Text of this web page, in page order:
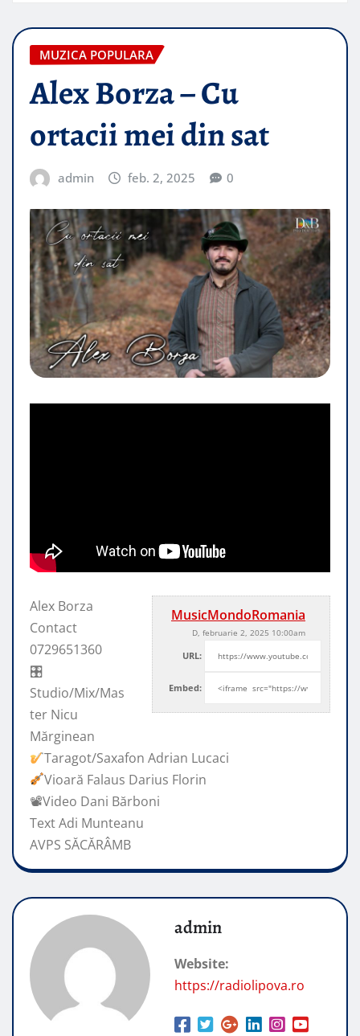
MUZICA POPULARA
Alex Borza – Cu
ortacii mei din sat
admin feb. 2, 2025 0
MusicMondoRomania
D, februarie 2, 2025 10:00am
URL:
Embed:
Alex Borza
Contact
0729651360
🎛
Studio/Mix/Mas
ter Nicu
Mărginean
Taragot/Saxafon Adrian Lucaci
Vioară Falaus Darius Florin
📽Video Dani Bărboni
Text Adi Munteanu
AVPS SĂCĂRÂMB
admin
Website:
https://radiolipova.ro